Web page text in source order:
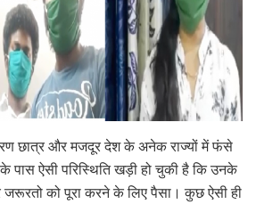
छात्र और मजदूर देश के अनेक राज्यों में फंसे
पास ऐसी परिस्थिति खड़ी हो चुकी है कि उनके
को पूरा करने के लिए पैसा। कुछ ऐसी ही